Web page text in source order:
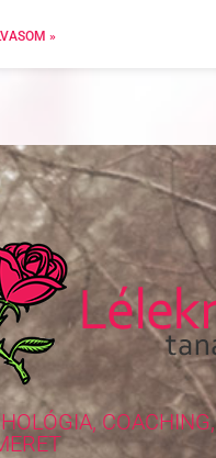
»
COACHING,